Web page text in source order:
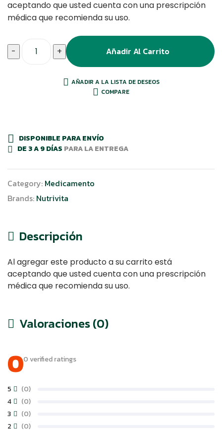
aceptando que usted cuenta con una prescripción
médica que recomienda su uso.
- + Añadir Al Carrito
AÑADIR A LA LISTA DE DESEOS
COMPARE
DISPONIBLE PARA ENVÍO
DE 3 A 9 DÍAS PARA LA ENTREGA
Category: Medicamento
Brands: Nutrivita
Descripción
Al agregar este producto a su carrito está
aceptando que usted cuenta con una prescripción
médica que recomienda su uso.
Valoraciones (0)
00 verified ratings
2 (0)
3 (0)
4 (0)
5 (0)